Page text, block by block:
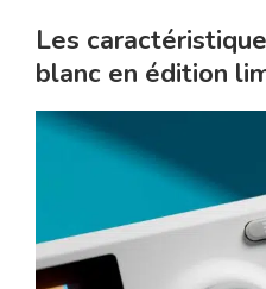
Les
blanc en édition